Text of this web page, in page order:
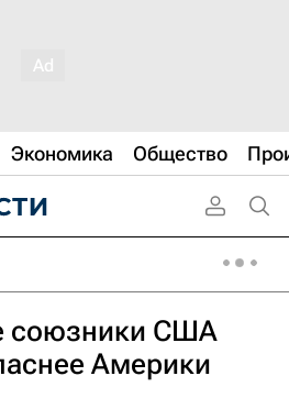
Экономика Общество
союзники США
Америки